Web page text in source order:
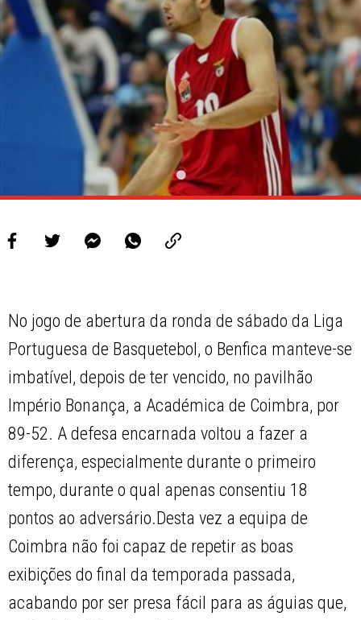
PROJETOS
LIGA BETCLIC MASCULINA
LIGA BETCLIC FEMININA
No jogo de abertura da ronda de sábado da Liga
Portuguesa de Basquetebol, o Benfica manteve-se
imbatível, depois de ter vencido, no pavilhão
Império Bonança, a Académica de Coimbra, por
89-52. A defesa encarnada voltou a fazer a
diferença, especialmente durante o primeiro
tempo, durante o qual apenas consentiu 18
pontos ao adversário.Desta vez a equipa de
Coimbra não foi capaz de repetir as boas
exibições do final da temporada passada,
acabando por ser presa fácil para as águias que,